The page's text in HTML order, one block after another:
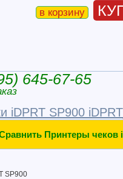
в корзину
645-67-65
iDPRT SP900
Принтеры чеков
SP900